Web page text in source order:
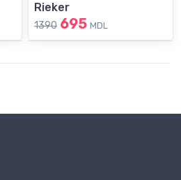
Rieker
1390 695 MDL